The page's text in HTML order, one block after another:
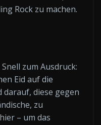
Rock zu machen.
zum Ausdruck:
Eid auf die
diese gegen
zu
– um das